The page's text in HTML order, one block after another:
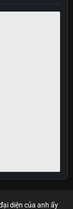
diện của anh ấy